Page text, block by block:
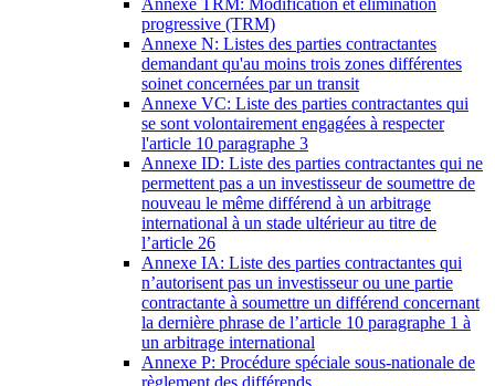
Annexe TRM: Modification et élimination
progressive (TRM)
Annexe N: Listes des parties contractantes
demandant qu'au moins trois zones différentes
soinet concernées par un transit
Annexe VC: Liste des parties contractantes qui
se sont volontairement engagées à respecter
l'article 10 paragraphe 3
Annexe ID: Liste des parties contractantes qui ne
permettent pas a un investisseur de soumettre de
nouveau le même différend à un arbitrage
international à un stade ultérieur au titre de
l’article 26
Annexe IA: Liste des parties contractantes qui
n’autorisent pas un investisseur ou une partie
contractante à soumettre un différend concernant
la dernière phrase de l’article 10 paragraphe 1 à
un arbitrage international
Annexe P: Procédure spéciale sous-nationale de